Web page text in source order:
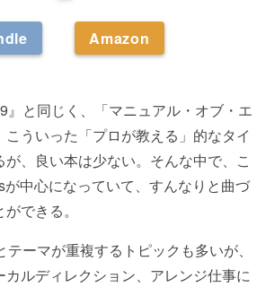
Amazon
』と同じく、「マニュアル・オブ・エ
ういった「プロが教える」的なタイ
が、良い本は少ない。そんな中で、こ
中心になっていて、すんなりと曲づ
できる。
ーマが重複するトピックも多いが、
ルディレクション、アレンジ仕事に